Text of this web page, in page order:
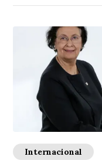
Internacional